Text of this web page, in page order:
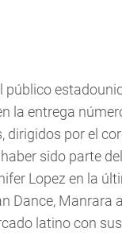
público
la entrega
dirigidos por el
sido parte
Lopez en la
Dance, Manrara
latino con